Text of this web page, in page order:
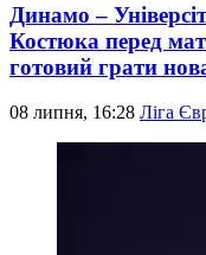
Динамо –
Костюка перед
готовий грати
08 липня, 16:28 Ліга